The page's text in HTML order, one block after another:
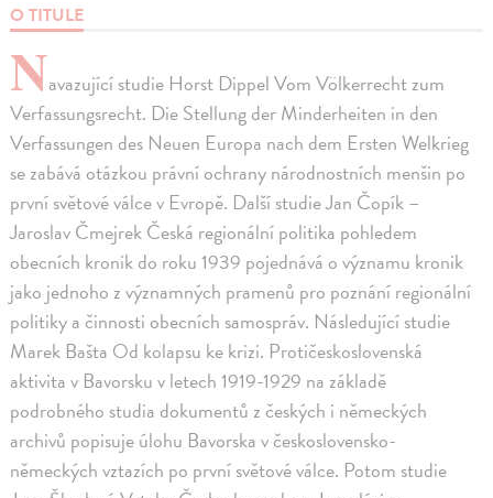
O TITULE
Navazující studie Horst Dippel Vom Völkerrecht zum
Verfassungsrecht. Die Stellung der Minderheiten in den
Verfassungen des Neuen Europa nach dem Ersten Welkrieg
se zabává otázkou právní ochrany národnostních menšin po
první světové válce v Evropě. Další studie Jan Čopík –
Jaroslav Čmejrek Česká regionální politika pohledem
obecních kronik do roku 1939 pojednává o významu kronik
jako jednoho z významných pramenů pro poznání regionální
politiky a činnosti obecních samospráv. Následující studie
Marek Bašta Od kolapsu ke krizi. Protičeskoslovenská
aktivita v Bavorsku v letech 1919-1929 na základě
podrobného studia dokumentů z českých i německých
archivů popisuje úlohu Bavorska v československo-
německých vztazích po první světové válce. Potom studie